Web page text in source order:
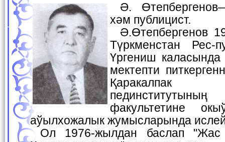
Ә. Өтепбергенов—шайыр, жазыўшы
хәм публицист.
Ә.Өтепбергенов 1951-жылы 5- майда
Түркменстан Рес-
Үргениш
мектепти
Қаракалпак
факультетине
аўылхожалык жумысларында
Ол 1976-жылдан баслап "Жас Ленинши", "Еркин